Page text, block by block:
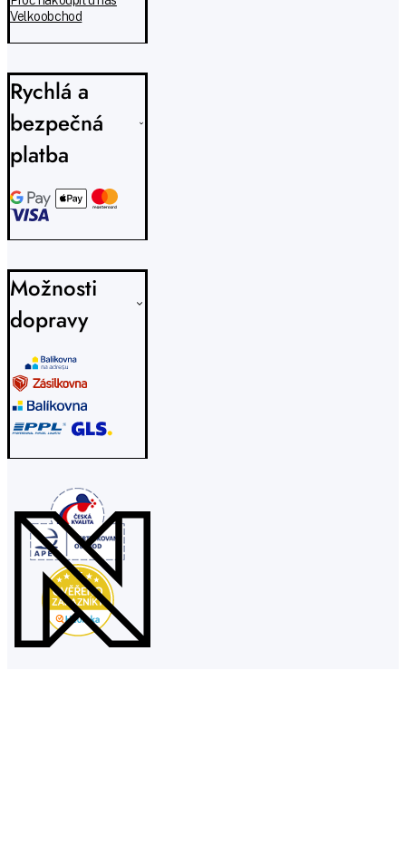
Velkoobchod
Rychlá a
bezpečná
platba
Možnosti
dopravy